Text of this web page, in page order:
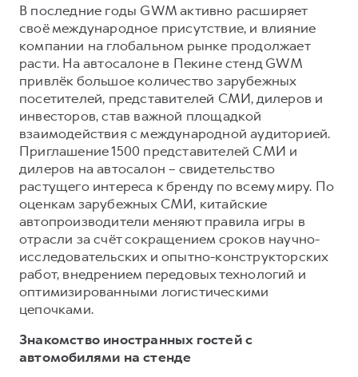
В последние годы GWM активно расширяет
своё международное присутствие, и влияние
компании на глобальном рынке продолжает
расти. На автосалоне в Пекине стенд GWM
привлёк большое количество зарубежных
посетителей, представителей СМИ, дилеров и
инвесторов, став важной площадкой
взаимодействия с международной аудиторией.
Приглашение 1500 представителей СМИ и
дилеров на автосалон – свидетельство
растущего интереса к бренду по всему миру. По
оценкам зарубежных СМИ, китайские
автопроизводители меняют правила игры в
отрасли за счёт сокращением сроков научно-
исследовательских и опытно-конструкторских
работ, внедрением передовых технологий и
оптимизированными логистическими
цепочками.
Знакомство иностранных гостей с
автомобилями на стенде